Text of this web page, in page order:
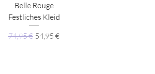
Belle Rouge
Festliches Kleid
Standardpreis
74,95 € Sale-Preis
54,95 €